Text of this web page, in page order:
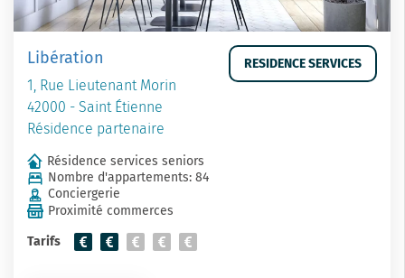
Libération
1, Rue Lieutenant Morin
42000 - Saint Étienne
Résidence partenaire
RESIDENCE SERVICES
Résidence services seniors
Nombre d'appartements: 84
Conciergerie
Proximité commerces
Tarifs